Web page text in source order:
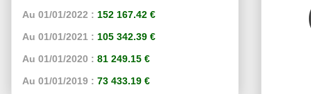
Au 01/01/2022 : 152 167.42 €
Au 01/01/2021 : 105 342.39 €
Au 01/01/2020 : 81 249.15 €
Au 01/01/2019 : 73 433.19 €